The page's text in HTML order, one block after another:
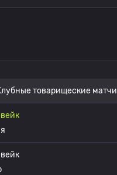
товарищеские матчи